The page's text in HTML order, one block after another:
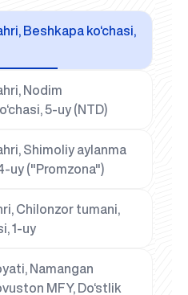
Beshkapa ko‘chasi,
Nodim
5-uy (NTD)
Shimoliy aylanma
uy ("Promzona")
Chilonzor tumani,
1-uy
Namangan
MFY, Do‘stlik